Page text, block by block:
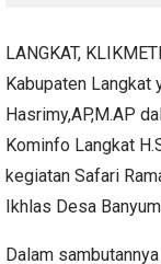
LANGKAT,
Kabupaten Langkat
Hasrimy,AP,M.AP
Kominfo Langkat
kegiatan Safari
Ikhlas Desa
Dalam